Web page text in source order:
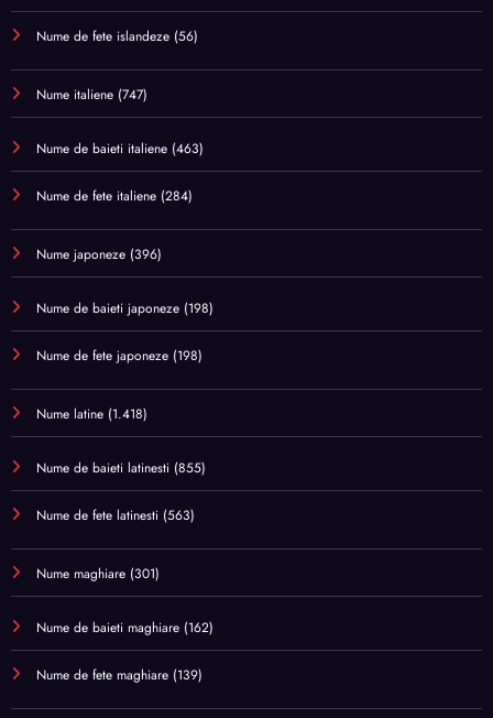
Nume de fete islandeze (56)
Nume italiene (747)
Nume de baieti italiene (463)
Nume de fete italiene (284)
Nume japoneze (396)
Nume de baieti japoneze (198)
Nume de fete japoneze (198)
Nume latine (1.418)
Nume de baieti latinesti (855)
Nume de fete latinesti (563)
Nume maghiare (301)
Nume de baieti maghiare (162)
Nume de fete maghiare (139)